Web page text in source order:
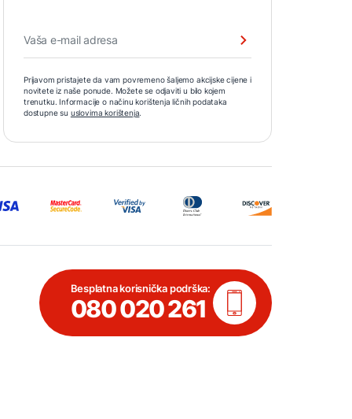
Prijavom pristajete da vam povremeno šaljemo akcijske cijene i
novitete iz naše ponude. Možete se odjaviti u bilo kojem
trenutku. Informacije o načinu korištenja ličnih podataka
dostupne su uslovima korištenja.
Besplatna korisnička podrška:
080 020 261